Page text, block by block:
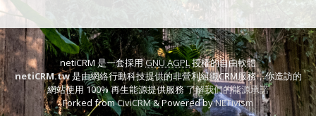
netiCRM 是一套採用GNU AGPL授權的自由軟體
netiCRM.tw是由網絡行動科技提供的非營利組織CRM服務，你造訪的
網站使用 100% 再生能源提供服務了解我們的能源承諾
Forked fromCiviCRM& Powered byNETivism